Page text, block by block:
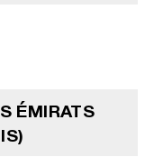
ÉMIRATS